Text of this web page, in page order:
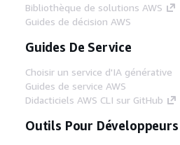
Bibliothèque de solutions AWS
Guides de décision AWS
Guides De Service
Choisir un service d'IA générative
Guides de service AWS
Didacticiels AWS CLI sur GitHub
Outils Pour Développeurs